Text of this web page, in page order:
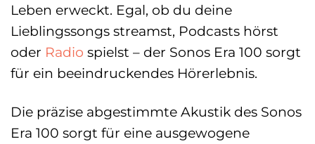
Leben erweckt. Egal, ob du deine
Lieblingssongs streamst, Podcasts hörst
oder Radio spielst – der Sonos Era 100 sorgt
für ein beeindruckendes Hörerlebnis.
Die präzise abgestimmte Akustik des Sonos
Era 100 sorgt für eine ausgewogene